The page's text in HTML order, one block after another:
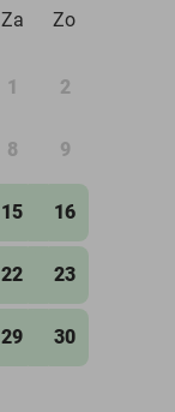
Za Zo
1 2
8 9
15 16
22 23
29 30